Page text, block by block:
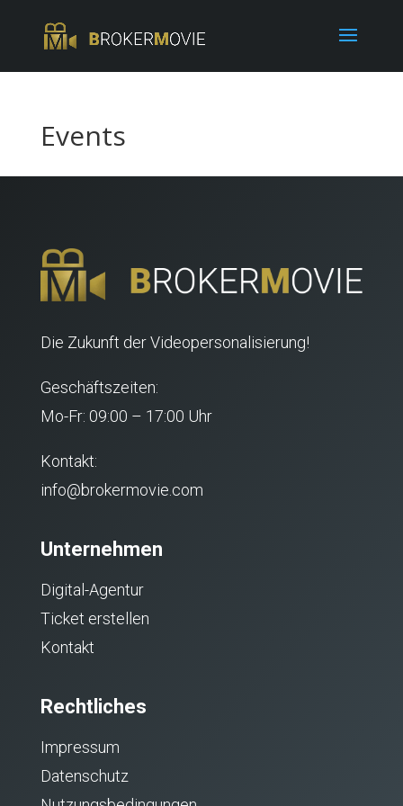
Events
Die Zukunft der Videopersonalisierung!
Geschäftszeiten:
Mo-Fr: 09:00 – 17:00 Uhr
Kontakt:
info@brokermovie.com
Unternehmen
Digital-Agentur
Ticket erstellen
Kontakt
Rechtliches
Impressum
Datenschutz